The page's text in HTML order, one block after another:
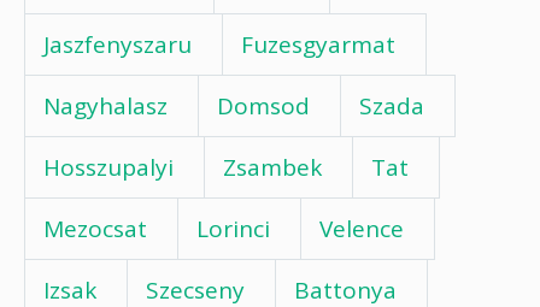
Jaszfenyszaru
Fuzesgyarmat
Nagyhalasz
Domsod
Szada
Hosszupalyi
Zsambek
Tat
Mezocsat
Lorinci
Velence
Izsak
Szecseny
Battonya